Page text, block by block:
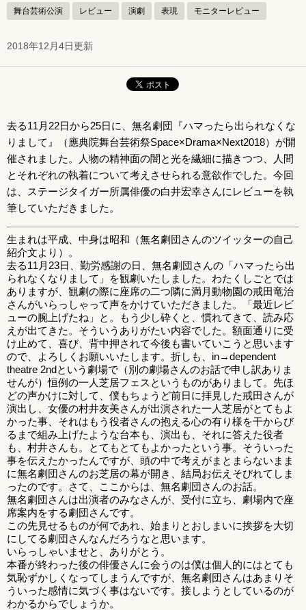
舞台芸術公演 レビュー 演劇 表現 モニターレビュー
2018年12月4日更新
去る11月22日から25日に、無名劇団『ハマったら出られなくな
りまして』（應典院舞台芸術祭Space×Drama×Next2018）が開
催されました。人物の精神面の闇と光を繊細に描きつつ、人間
とそれぞれの執着について考えさせられる意欲作でした。今回
は、ステージタイガー所属俳優の白井宏幸さんにレビューを執
筆していただきました。
生まれは平成、中身は昭和（無名劇団さんのツイッターの自己
紹介文より）。
去る11月23日、勤労感謝の日、無名劇団さんの「ハマったら出
られなくなりまして」を観劇いたしました。わたくしごとでは
ありますが、観劇の際に座席の二つ隣に満月動物園の戒田竜治
さんがいらっしゃって声をかけていただきました。「最近レビ
ューの腕上げたね」と。もう少し砕くと、慣れてきて、読み応
えが出てきた。そういうありがたい内容でした。額面通りに受
け止めて、喜び、背中押されて今後も書いていこうと思います
ので、よろしくお願いいたします。折しも、in→dependent
theatre 2ndという劇場で（別の劇場さんのお話で申し訳ありま
せんが）恒例の一人芝居フェスというものがありまして。先ほ
どの声かけに対して、僕もちょうど前日に拝見した戒田さんが
演出し、女優の村井友美さんが出演された一人芝居がとてもよ
かった事、それはもう役者さんの抱える心の有り様を干からび
るまで組み上げたような台本も、演出も、それに答えた役者
も、村井さんも。とてもとてもよかったという事。そういった
事を伝えたかったんですが、頭の中で考えがまとまらないまま
に無名劇団さんのお芝居の幕が開き、結局お伝えそびれてしま
ったのです。さて、ここからは、無名劇団さんのお話。
無名劇団さんは出演者のみなさんが、受付に立ち、劇場内で座
席案内をする劇団さんです。
この先見せるものが何であれ、始まりとおしまいに挨拶を大切
にしてる劇団さんなんだろうなと思います。
いらっしゃいませと、ありがとう。
本番が終わった後の俳優さんに会うのは僕は個人的にはとても
気恥ずかしくなってしまうんですが、無名劇団さんはあまりそ
ういった感情に気づく事はないです。接しようとしているのが
わかるからでしょうか。